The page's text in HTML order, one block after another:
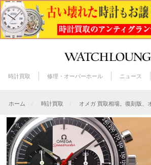
時計買取 修理・オーバーホール ニュース
ホーム 時計買取 オメガ 買取相場。復刻版、